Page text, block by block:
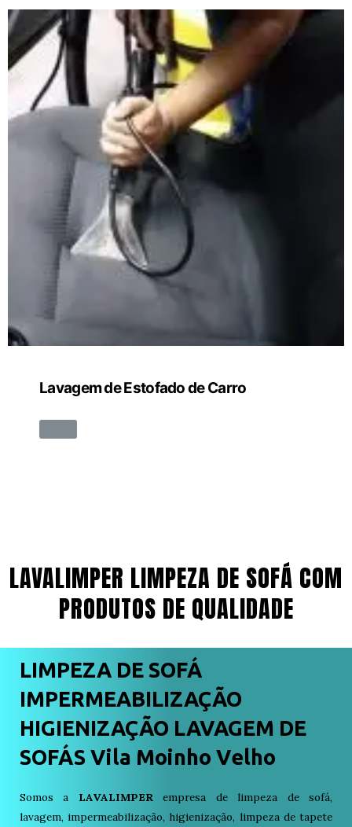
Lavagem de Estofado de Carro
LAVALIMPER LIMPEZA DE SOFÁ COM
PRODUTOS DE QUALIDADE
LIMPEZA DE SOFÁ
IMPERMEABILIZAÇÃO
HIGIENIZAÇÃO LAVAGEM DE
SOFÁS Vila Moinho Velho
Somos a LAVALIMPERempresa de limpeza de sofá,
lavagem, impermeabilização, higienização, limpeza de tapete